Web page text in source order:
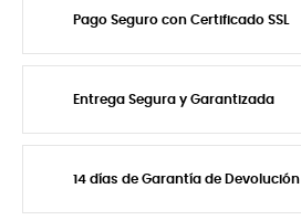
Pago Seguro con Certificado SSL
Entrega Segura y Garantizada
14 días de Garantía de Devolución